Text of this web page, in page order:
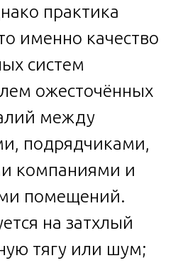
практика
именно качество
систем
ожесточённых
между
подрядчиками,
компаниями и
помещений.
на затхлый
тягу или шум;